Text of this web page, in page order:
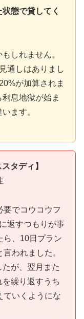
態で貸してく
しれません。
通しはありまし
が加算されま
息地獄が始ま
ます。
タディ】
要でコウコウフ
返すつもりが事
ら、10日プラン
われました。
が、翌月また
繰り返すうち
ていくようにな